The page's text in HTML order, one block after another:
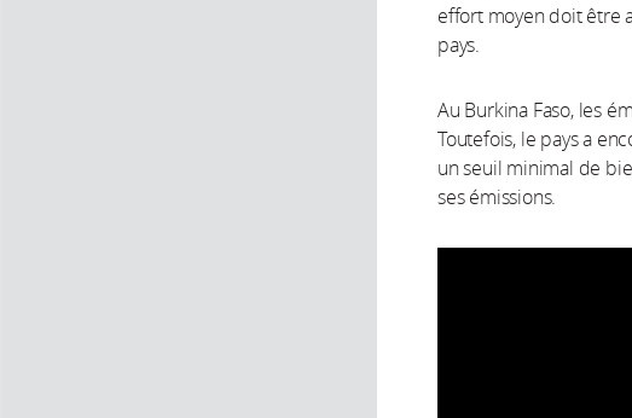
effort moyen doit être
pays.
Au Burkina Faso, les
Toutefois, le pays a
un seuil minimal de
ses émissions.